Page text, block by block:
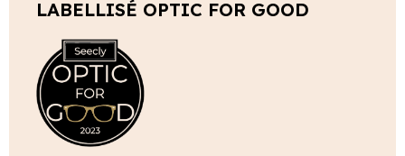
LABELLISÉ OPTIC FOR GOOD